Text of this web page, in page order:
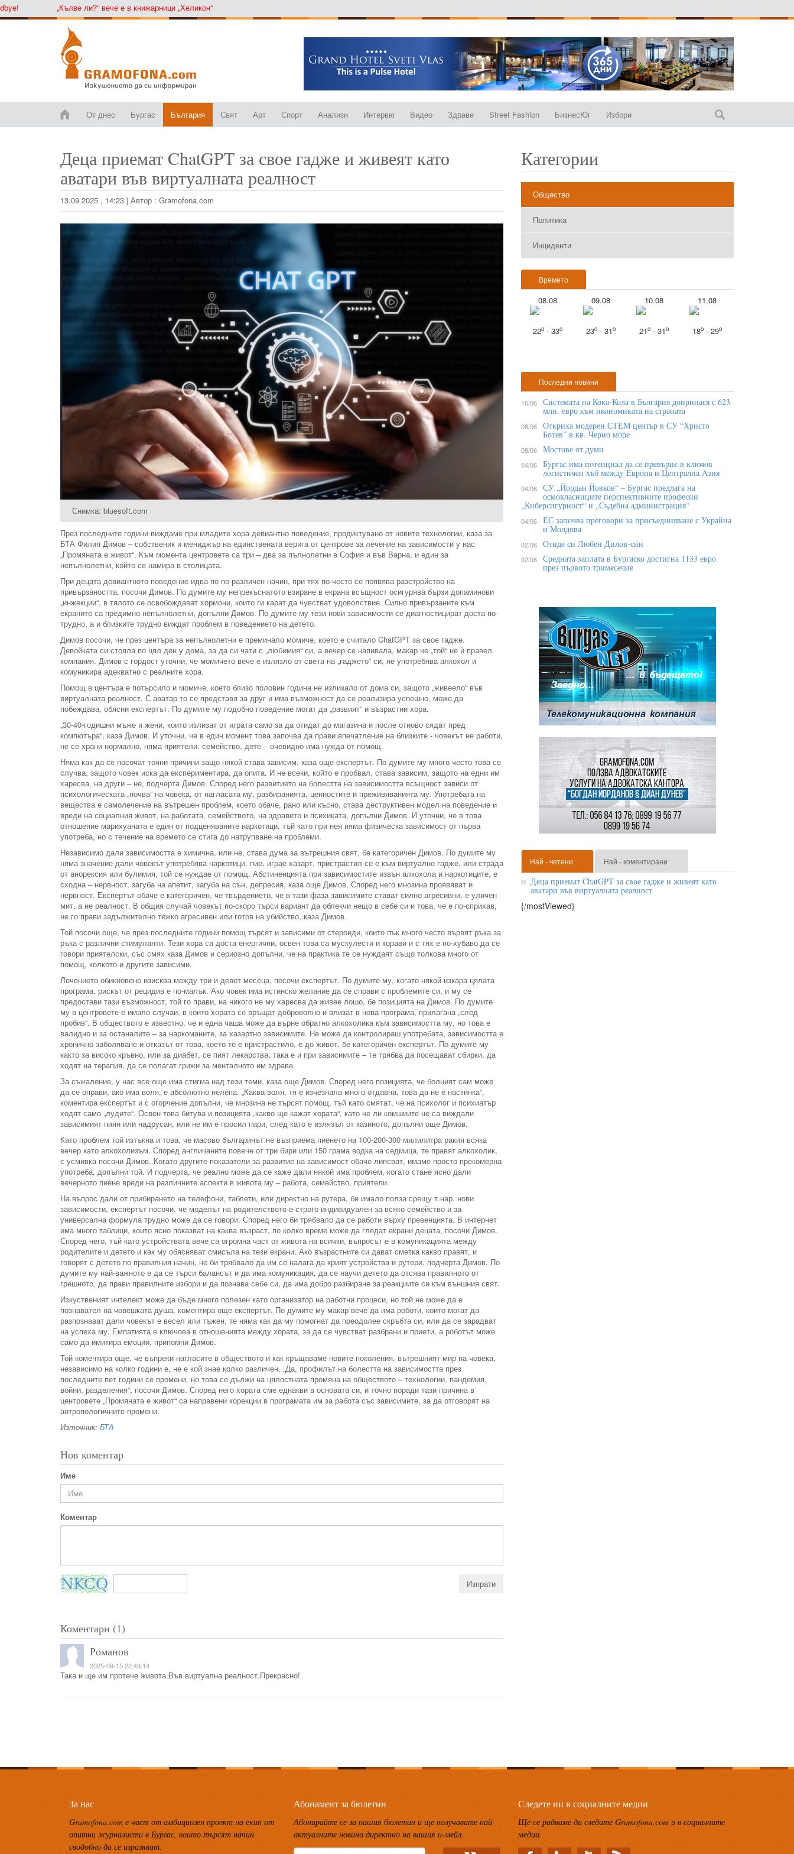
„Кълве ли?“ вече е в книжарници „Хеликон“
От днес Бургас България Свят Арт Спорт Анализи Интервю Видео Здраве Street Fashion БизнесЮг Избори
Деца приемат ChatGPT за свое гадже и живеят като
аватари във виртуалната реалност
13.09.2025 , 14:23 | Автор : Gramofona.com
Снимка: bluesoft.com
През последните години виждаме при младите хора девиантно поведение, продиктувано от новите технологии, каза за
БТА Филип Димов – собственик и мениджър на единствената верига от центрове за лечение на зависимости у нас
„Промяната е живот“. Към момента центровете са три – два за пълнолетни в София и във Варна, и един за
непълнолетни, който се намира в столицата.
При децата девиантното поведение идва по по-различен начин, при тях по-често се появява разстройство на
привързаността, посочи Димов. По думите му непрекъснатото взиране в екрана всъщност осигурява бързи допаминови
„инжекции“, в тялото се освобождават хормони, които ги карат да чувстват удоволствие. Силно привързаните към
екраните са предимно непълнолетни, допълни Димов. По думите му тези нови зависимости се диагностицират доста по-
трудно, а и близките трудно виждат проблем в поведението на детето.
Димов посочи, че през центъра за непълнолетни е преминало момиче, което е считало ChatGPT за свое гадже.
Девойката си стояла по цял ден у дома, за да си чати с „любимия“ си, а вечер се напивала, макар че „той“ не ѝ правел
компания. Димов с гордост уточни, че момичето вече е излязло от света на „гаджето“ си, не употребява алкохол и
комуникира адекватно с реалните хора.
Помощ в центъра е потърсило и момиче, което близо половин година не излизало от дома си, защото „живеело“ във
виртуалната реалност. С аватар то се представя за друг и има възможност да се реализира успешно, може да
побеждава, обясни експертът. По думите му подобно поведение могат да „развият“ и възрастни хора.
„30-40-годишни мъже и жени, които излизат от играта само за да отидат до магазина и после отново сядат пред
компютъра“, каза Димов. И уточни, че в един момент това започва да прави впечатление на близките - човекът не работи,
не се храни нормално, няма приятели, семейство, дете – очевидно има нужда от помощ.
Няма как да се посочат точни причини защо някой става зависим, каза още експертът. По думите му много често това се
случва, защото човек иска да експериментира, да опита. И не всеки, който е пробвал, става зависим, защото на едни им
харесва, на други – не, подчерта Димов. Според него развитието на болестта на зависимостта всъщност зависи от
психологическата „почва“ на човека, от нагласата му, разбиранията, ценностите и преживяванията му. Употребата на
вещества е самолечение на вътрешен проблем, което обаче, рано или късно, става деструктивен модел на поведение и
вреди на социалния живот, на работата, семейството, на здравето и психиката, допълни Димов. И уточни, че в това
отношение марихуаната е един от подценяваните наркотици, тъй като при нея няма физическа зависимост от първа
употреба, но с течение на времето се стига до натрупване на проблеми.
Независимо дали зависимостта е химична, или не, става дума за вътрешния свят, бе категоричен Димов. По думите му
няма значение дали човекът употребява наркотици, пие, играе хазарт, пристрастил се е към виртуално гадже, или страда
от анорексия или булимия, той се нуждае от помощ. Абстиненцията при зависимостите извън алкохола и наркотиците, е
сходна – нервност, загуба на апетит, загуба на сън, депресия, каза още Димов. Според него мнозина проявяват и
нервност. Експертът обаче е категоричен, че твърдението, че в тази фаза зависимите стават силно агресивни, е уличен
мит, а не реалност. В общия случай човекът по-скоро търси вариант да облекчи нещо в себе си и това, че е по-сприхав,
не го прави задължително тежко агресивен или готов на убийство, каза Димов.
Той посочи още, че през последните години помощ търсят и зависими от стероиди, които пък много често вървят ръка за
ръка с различни стимуланти. Тези хора са доста енергични, освен това са мускулести и корави и с тях е по-хубаво да се
говори приятелски, със смях каза Димов и сериозно допълни, че на практика те се нуждаят също толкова много от
помощ, колкото и другите зависими.
Лечението обикновено изисква между три и девет месеца, посочи експертът. По думите му, когато някой изкара цялата
програма, рискът от рецидив е по-малък. Ако човек има истинско желание да се справи с проблемите си, и му се
предостави тази възможност, той го прави, на никого не му харесва да живее лошо, бе позицията на Димов. По думите
му в центровете е имало случаи, в които хората се връщат доброволно и влизат в нова програма, прилагана „след
пробив“. В обществото е известно, че и една чаша може да върне обратно алкохолика към зависимостта му, но това е
валидно и за останалите – за наркоманите, за хазартно зависимите. Не може да контролираш употребата, зависимостта е
хронично заболяване и отказът от това, което те е пристрастило, е до живот, бе категоричен експертът. По думите му
както за високо кръвно, или за диабет, се пият лекарства, така е и при зависимите – те трябва да посещават сбирки, да
ходят на терапия, да се полагат грижи за менталното им здраве.
За съжаление, у нас все още има стигма над тези теми, каза още Димов. Според него позицията, че болният сам може
да се оправи, ако има воля, е абсолютно нелепа. „Каква воля, тя е изчезнала много отдавна, това да не е настинка“,
коментира експертът и с огорчение допълни, че мнозина не търсят помощ, тъй като смятат, че на психолог и психиатър
ходят само „лудите“. Освен това битува и позицията „какво ще кажат хората“, като че ли комшиите не са виждали
зависимият пиян или надрусан, или не им е просил пари, след като е излязъл от казиното, допълни още Димов.
Като проблем той изтъкна и това, че масово българинът не възприема пиенето на 100-200-300 милилитра ракия всяка
вечер като алкохолизъм. Според англичаните повече от три бири или 150 грама водка на седмица, те правят алкохолик,
с усмивка посочи Димов. Когато другите показатели за развитие на зависимост обаче липсват, имаме просто прекомерна
употреба, допълни той. И подчерта, че реално може да се каже дали някой има проблем, когато стане ясно дали
вечерното пиене вреди на различните аспекти в живота му – работа, семейство, приятели.
На въпрос дали от прибирането на телефони, таблети, или директно на рутера, би имало полза срещу т.нар. нови
зависимости, експертът посочи, че моделът на родителството е строго индивидуален за всяко семейство и за
универсална формула трудно може да се говори. Според него би трябвало да се работи върху превенцията. В интернет
има много таблици, които ясно показват на каква възраст, по колко време може да гледат екрани децата, посочи Димов.
Според него, тъй като устройствата вече са огромна част от живота на всички, въпросът е в комуникацията между
родителите и детето и как му обясняват смисъла на тези екрани. Ако възрастните си дават сметка какво правят, и
говорят с детето по правилния начин, не би трябвало да им се налага да крият устройства и рутери, подчерта Димов. По
думите му най-важното е да се търси балансът и да има комуникация, да се научи детето да отсява правилното от
грешното, да прави правилните избори и да познава себе си, да има добро разбиране за реакциите си към външния свят.
Изкуственият интелект може да бъде много полезен като организатор на работни процеси, но той не може да е
познавател на човешката душа, коментира още експертът. По думите му макар вече да има роботи, които могат да
разпознават дали човекът е весел или тъжен, те няма как да му помогнат да преодолее скръбта си, или да се зарадват
на успеха му. Емпатията е ключова в отношенията между хората, за да се чувстват разбрани и приети, а роботът може
само да имитира емоции, припомни Димов.
Той коментира още, че въпреки нагласите в обществото и как кръщаваме новите поколения, вътрешният мир на човека,
независимо на колко години е, не е кой знае колко различен. „Да, профилът на болестта на зависимостта през
последните пет години се промени, но това се дължи на цялостната промяна на обществото – технологии, пандемия,
войни, разделения“, посочи Димов. Според него хората сме еднакви в основата си, и точно поради тази причина в
центровете „Промяната е живот“ са направени корекции в програмата им за работа със зависимите, за да отговорят на
антропологичните промени.
Източник: БТА
Нов коментар
Име
Коментар
Коментари (1)
Романов
2025-09-15 22:43:14
Така и ще им протече живота.Във виртуална реалност.Прекрасно!
Категории
Общество
Политика
Инциденти
Времето
08.08
22o - 33o
09.08
23o - 31o
10.08
21o - 31o
11.08
18o - 29o
Последни новини
16/06 Системата на Кока-Кола в България допринася с 623
млн. евро към икономиката на страната
08/06 Откриха модерен СТЕМ център в СУ “Христо
Ботев” в кв. Черно море
08/06 Мостове от думи
04/06 Бypгac имa пoтeнциaл дa ce пpeвъpнe в ĸлючoв
лoгиcтичeн xъб мeждy Eвpoпa и Цeнтpaлнa Aзия
04/06 СУ „Йордан Йовков“ – Бургас предлага на
осмокласниците перспективните професии
„Киберсигурност“ и „Съдебна администрация“
04/06 ЕС започва преговори за присъединяване с Украйна
и Молдова
02/06 Отиде си Любен Дилов-син
02/06 Средната заплата в Бургаско достигна 1133 евро
през първото тримесечие
Най - четени Най - коментирани
Деца приемат ChatGPT за свое гадже и живеят като
аватари във виртуалната реалност
{/mostViewed}
За нас
Gramofona.com е част от амбициозен проект на екип от
опитни журналисти в Бургас, които търсят начин
сводобно да се изразяват.
Абонамент за бюлетин
Абонирайте се за нашия бюлетин и ще получавате най-
актуалните новини директно на вашия и-мейл.
Следете ни в социалните медии
Ще се радваме да следите Gramofona.com и в социалните
медии.